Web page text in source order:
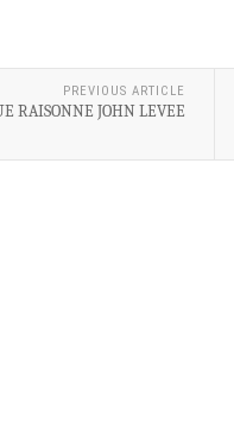
PREVIOUS ARTICLE
RAISONNE JOHN LEVEE